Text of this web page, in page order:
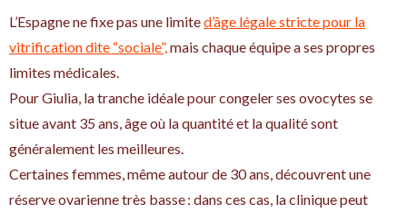
L’Espagne ne fixe pas une limited’âge légale stricte pour la
vitrification dite “sociale”, mais chaque équipe a ses propres
limites médicales.
Pour Giulia, la tranche idéale pour congeler ses ovocytes se
situe avant 35 ans, âge où la quantité et la qualité sont
généralement les meilleures.
Certaines femmes, même autour de 30 ans, découvrent une
réserve ovarienne très basse : dans ces cas, la clinique peut